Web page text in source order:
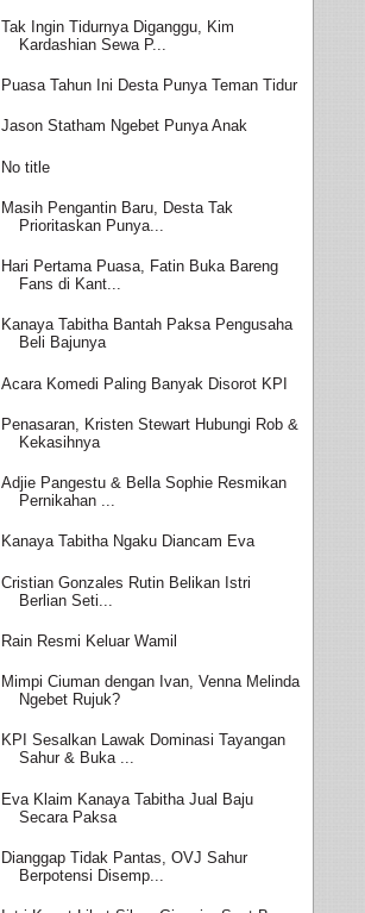
Tak Ingin Tidurnya Diganggu, Kim
Kardashian Sewa P...
Puasa Tahun Ini Desta Punya Teman Tidur
Jason Statham Ngebet Punya Anak
No title
Masih Pengantin Baru, Desta Tak
Prioritaskan Punya...
Hari Pertama Puasa, Fatin Buka Bareng
Fans di Kant...
Kanaya Tabitha Bantah Paksa Pengusaha
Beli Bajunya
Acara Komedi Paling Banyak Disorot KPI
Penasaran, Kristen Stewart Hubungi Rob &
Kekasihnya
Adjie Pangestu & Bella Sophie Resmikan
Pernikahan ...
Kanaya Tabitha Ngaku Diancam Eva
Cristian Gonzales Rutin Belikan Istri
Berlian Seti...
Rain Resmi Keluar Wamil
Mimpi Ciuman dengan Ivan, Venna Melinda
Ngebet Rujuk?
KPI Sesalkan Lawak Dominasi Tayangan
Sahur & Buka ...
Eva Klaim Kanaya Tabitha Jual Baju
Secara Paksa
Dianggap Tidak Pantas, OVJ Sahur
Berpotensi Disemp...